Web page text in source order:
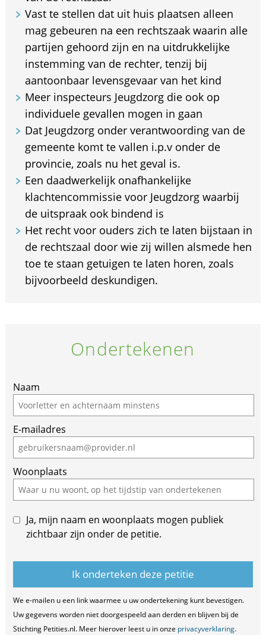
Vast te stellen dat uit huis plaatsen alleen
mag gebeuren na een rechtszaak waarin alle
partijen gehoord zijn en na uitdrukkelijke
instemming van de rechter, tenzij bij
aantoonbaar levensgevaar van het kind
Meer inspecteurs Jeugdzorg die ook op
individuele gevallen mogen in gaan
Dat Jeugdzorg onder verantwoording van de
gemeente komt te vallen i.p.v onder de
provincie, zoals nu het geval is.
Een daadwerkelijk onafhankelijke
klachtencommissie voor Jeugdzorg waarbij
de uitspraak ook bindend is
Het recht voor ouders zich te laten bijstaan in
de rechtszaal door wie zij willen alsmede hen
toe te staan getuigen te laten horen, zoals
bijvoorbeeld deskundigen.
Ondertekenen
If
you
are
a
human,
ignore
this
field
Naam
E-mailadres
Woonplaats
Ja, mijn naam en woonplaats mogen publiek
zichtbaar zijn onder de petitie.
We e-mailen u een link waarmee u uw ondertekening kunt bevestigen.
Uw gegevens worden niet doorgespeeld aan derden en blijven bij de
Stichting Petities.nl. Meer hierover leest u in onze privacyverklaring.